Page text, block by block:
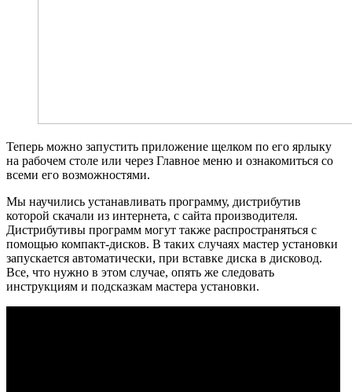
Теперь можно запустить приложение щелком по его ярлыку
на рабочем столе или через Главное меню и ознакомиться со
всеми его возможностями.
Мы научились устанавливать программу, дистрибутив
которой скачали из интернета, с сайта производителя.
Дистрибутивы программ могут также распространяться с
помощью компакт-дисков. В таких случаях мастер установки
запускается автоматически, при вставке диска в дисковод.
Все, что нужно в этом случае, опять же следовать
инструкциям и подсказкам мастера установки.